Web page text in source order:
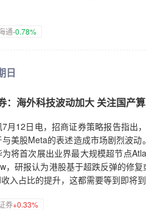
通-0.78%
日
：海外科技波动加大 关注国产
7月12日电，招商证券策略报告指出
美股Meta的表述造成市场剧烈波
将首次展出业界最大规模超节点
，研报认为港股基于超跌反弹的修
入占比的提升，这都需要等到即将
券+0.33%